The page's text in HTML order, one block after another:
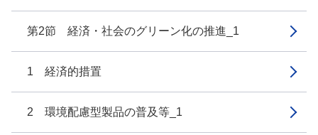
第2節 経済・社会のグリーン化の推進_1
1 経済的措置
2 環境配慮型製品の普及等_1